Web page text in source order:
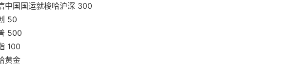
中国国运就梭哈沪深 300
50
500
100
黄金